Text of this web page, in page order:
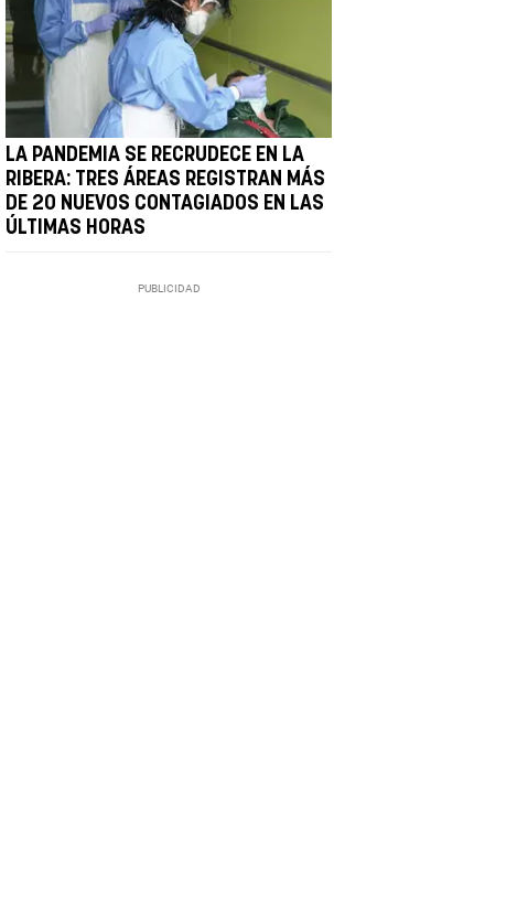
LA PANDEMIA SE RECRUDECE EN LA
RIBERA: TRES ÁREAS REGISTRAN MÁS
DE 20 NUEVOS CONTAGIADOS EN LAS
ÚLTIMAS HORAS